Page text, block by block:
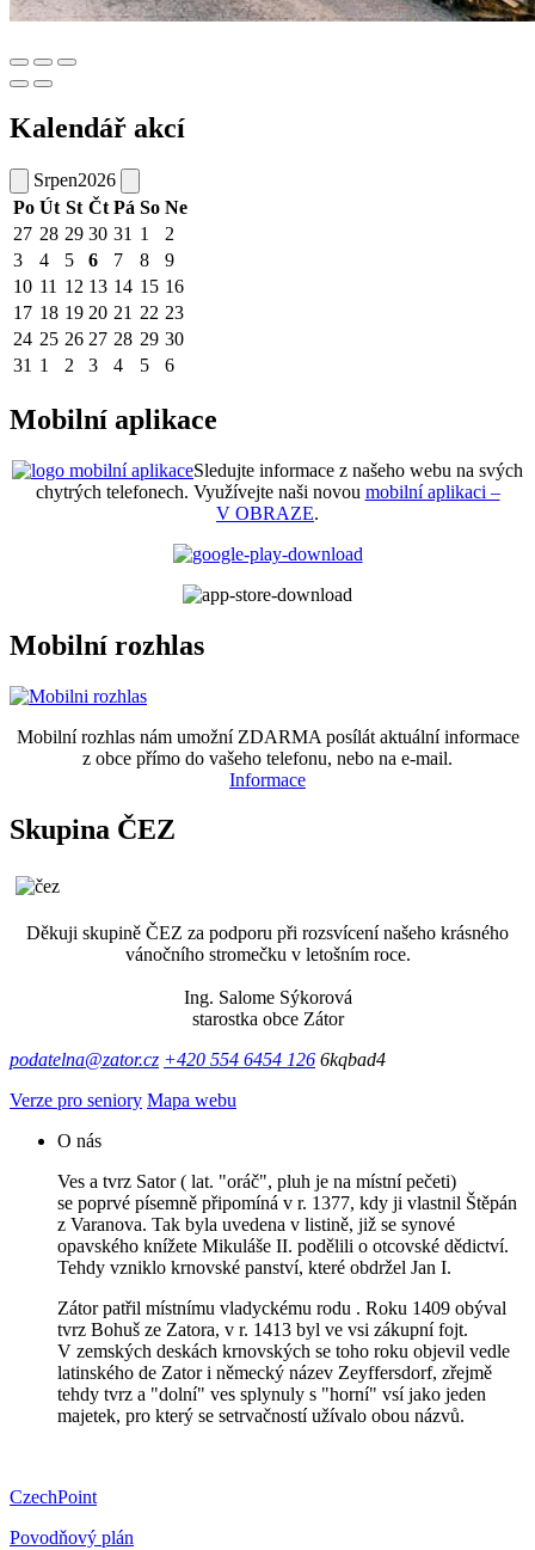
Kalendář akcí
Srpen2026
Po Út St Čt Pá So Ne
27 28 29 30 31 1
2
3
4 5 6 7 8
9
10 11 12 13 14 15 16
17 18 19 20 21 22 23
24 25 26 27 28 29 30
31 1 2 3 4 5 6
Mobilní aplikace
Sledujte informace z našeho webu na svých
chytrých telefonech. Využívejte naši novou mobilní aplikaci –
V OBRAZE.
Mobilní rozhlas
Mobilní rozhlas nám umožní ZDARMA posílát aktuální informace
z obce přímo do vašeho telefonu, nebo na e-mail.
Informace
Skupina ČEZ
Děkuji skupině ČEZ za podporu při rozsvícení našeho krásného
vánočního stromečku v letošním roce.
Ing. Salome Sýkorová
starostka obce Zátor
podatelna@zator.cz +420 554 6454 126 6kqbad4
Verze pro seniory Mapa webu
O nás
Ves a tvrz Sator ( lat. "oráč", pluh je na místní pečeti)
se poprvé písemně připomíná v r. 1377, kdy ji vlastnil Štěpán
z Varanova. Tak byla uvedena v listině, již se synové
opavského knížete Mikuláše II. podělili o otcovské dědictví.
Tehdy vzniklo krnovské panství, které obdržel Jan I.
Zátor patřil místnímu vladyckému rodu . Roku 1409 obýval
tvrz Bohuš ze Zatora, v r. 1413 byl ve vsi zákupní fojt.
V zemských deskách krnovských se toho roku objevil vedle
latinského de Zator i německý název Zeyffersdorf, zřejmě
tehdy tvrz a "dolní" ves splynuly s "horní" vsí jako jeden
majetek, pro který se setrvačností užívalo obou názvů.
CzechPoint
Povodňový plán